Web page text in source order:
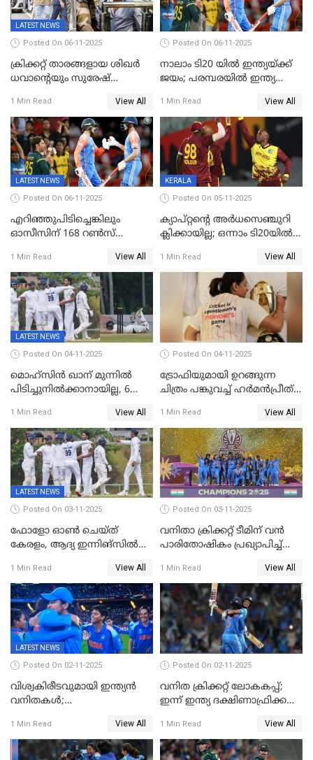
LATEST NEWS
Posted On 06-11-2025
ക്രിക്കറ്റ് താരങ്ങളായ ശിഖർ
ധവാന്‍റെയും സുരേഷ്
കണ്ടുകെട്ടി
1 Min Read View All
Posted On 06-11-2025
നാലാം ടി20 യില്‍ ഇന്ത്യയ്ക്ക്
ജയം; പരമ്പരയിൽ ഇന്ത്യ
1 Min Read View All
LATEST NEWS
Posted On 06-11-2025
എറിഞ്ഞുപിടിച്ചെങ്കിലും
ഓസീസിന് 168 റൺസ്
1 Min Read View All
KERALA
Posted On 05-11-2025
ക്യാപ്റ്റന്റെ അർധസെഞ്ചുറി
ക്ലിക്കായില്ല; ഒന്നാം ടി20യിൽ
വിൻഡീസിന് ജയം
1 Min Read View All
LATEST NEWS
Posted On 04-11-2025
മൊഹ്സിൻ ഖാന് മുന്നിൽ
പിടിച്ചുനിൽക്കാനായില്ല, 6
കേരളത്തിന് ഇന്നിംഗ്സ്
തോല്‍വി
1 Min Read View All
Posted On 04-11-2025
ട്രോഫിയുമായി ഉറങ്ങുന്ന
ചിത്രം പങ്കുവച്ച് ഹര്‍മന്‍പ്രീത്
1 Min Read View All
LATEST NEWS
Posted On 03-11-2025
ഫോളോ ഓൺ ചെയ്ത്
കേരളം, ആദ്യ ഇന്നിങ്സിൽ
രഞ്ജിയിൽ കർണാടകയ്ക്ക്
കൂറ്റൻ ലീഡ്
1 Min Read View All
Posted On 03-11-2025
വനിതാ ക്രിക്കറ്റ് ടീമിന് വൻ
പാരിതോഷികം പ്രഖ്യാപിച്ച്
1 Min Read View All
LATEST NEWS
Posted On 02-11-2025
വിശ്വകിരീടവുമായി ഇന്ത്യൻ
വനിതകൾ;
ഇന്ത്യയ്ക്ക് വനിതാ ക്രിക്കറ്റ്
ലോകകപ്പ്
1 Min Read View All
Posted On 02-11-2025
വനിത ക്രിക്കറ്റ് ലോകകപ്പ്;
ഇന്ന് ഇന്ത്യ ദക്ഷിണാഫ്രിക്ക
1 Min Read View All